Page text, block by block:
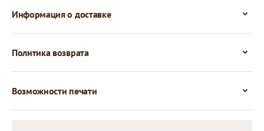
Информация о доставке
Политика возврата
Возможности печати